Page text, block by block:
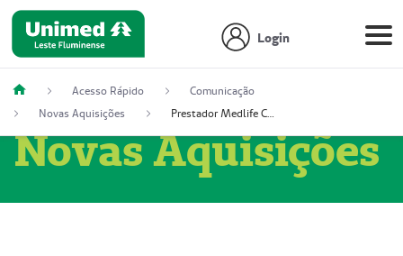
Login
Acesso Rápido
Comunicação
Novas Aquisições
Prestador Medlife Consultas e Diagnósticos (51004334-2)
Novas Aquisições